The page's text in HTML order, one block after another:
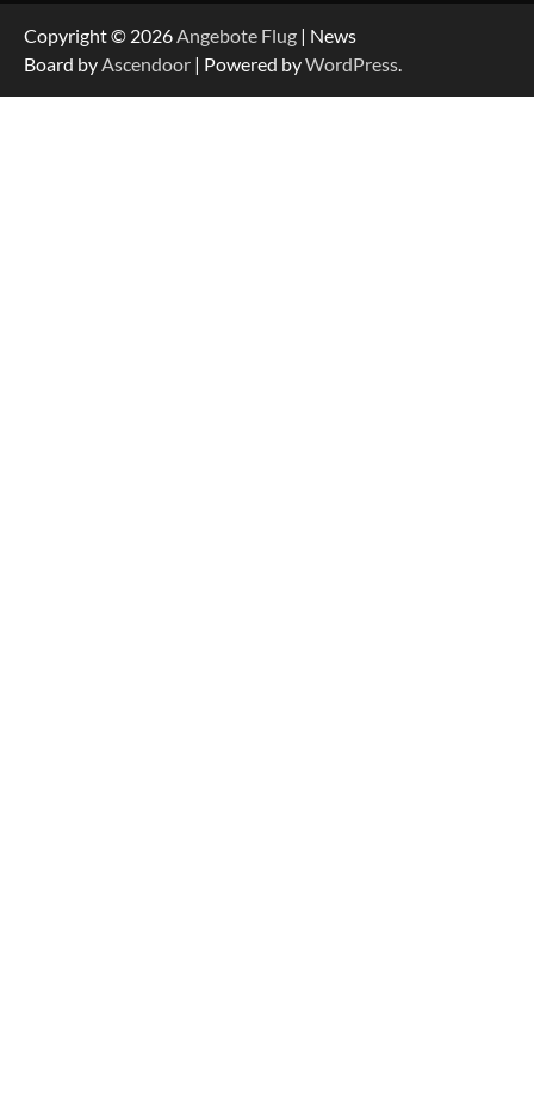
Copyright © 2026Angebote Flug | News
Board byAscendoor | Powered byWordPress.